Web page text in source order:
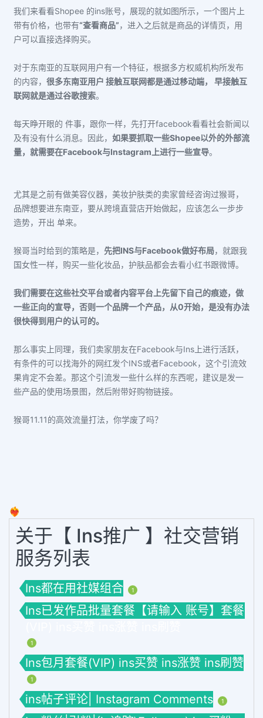
我们来看看Shopee 的ins账号，展现的就如图所示，一个图片上
带有价格，也带有“查看商品”，进入之后就是商品的详情页，用
户可以直接选择购买。
对于东南亚的互联网用户有一个特征，根据多方权威机构所发布
的内容， 很多东南亚用户 接触互联网都是通过移动端， 早接触互
联网就是通过谷歌搜索。
每天睁开眼的 件事，跟你一样，先打开facebook看看社会新闻以
及有没有什么消息。因此， 如果要抓取一些Shopee以外的外部流
量，就需要在Facebook与Instagram上进行一些宣导。
尤其是之前有做美容仪器，美妆护肤类的卖家曾经咨询过猴哥，
品牌想要进东南亚，要从跨境直营店开始做起，应该怎么一步步
造势，开出 单来。
猴哥当时给到的策略是， 先把INS与Facebook做好布局，就跟我
国女性一样，购买一些化妆品，护肤品都会去看小红书跟微博。
我们需要在这些社交平台或者内容平台上先留下自己的痕迹，做
一些正向的宣导，否则一个品牌一个产品，从0开始，是没有办法
很快得到用户的认可的。
那么事实上同理，我们卖家朋友在Facebook与Ins上进行活跃，
有条件的可以找海外的网红发个INS或者Facebook，这个引流效
果肯定不会差。 那这个引流发一些什么样的东西呢，建议是发一
些产品的使用场景图，然后附带好购物链接。
猴哥11.11的高效流量打法，你学废了吗？
❤️‍🔥
关于【 Ins推广 】社交营销
服务列表
Ins都在用社媒组合 1
Ins已发作品批量套餐【请输入 账号】套餐
1
Ins包月套餐(VIP) ins买赞 ins涨赞 ins刷赞
1
ins帖子评论| Instagram Comments 1